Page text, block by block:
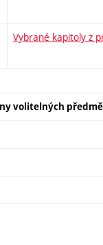
Vybrané kapitoly z
volitelných